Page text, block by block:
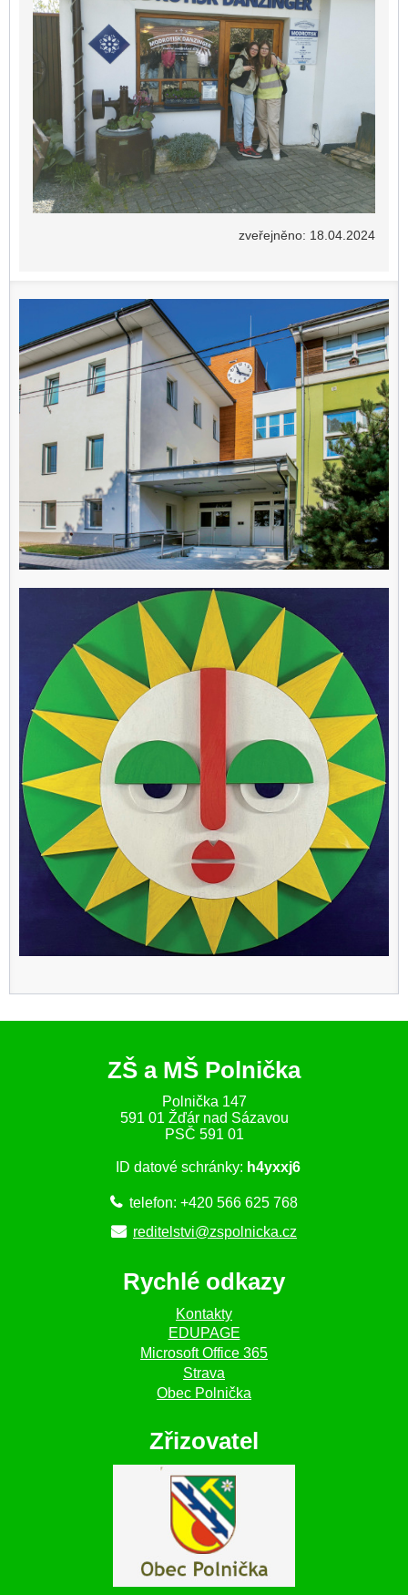
zveřejněno: 18.04.2024
ZŠ a MŠ Polnička
Polnička 147
591 01 Žďár nad Sázavou
PSČ 591 01
ID datové schránky: h4yxxj6
telefon: +420 566 625 768
reditelstvi@zspolnicka.cz
Rychlé odkazy
Kontakty
EDUPAGE
Microsoft Office 365
Strava
Obec Polnička
Zřizovatel